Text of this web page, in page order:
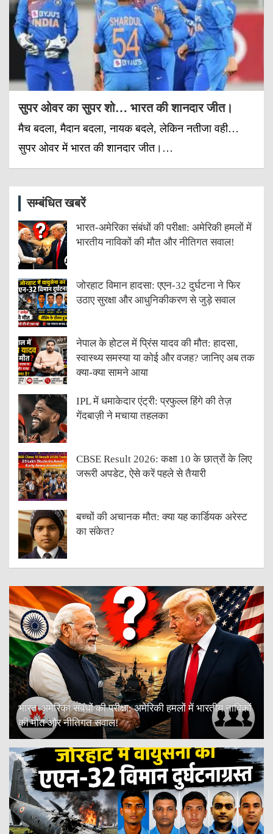
सुपर ओवर का सुपर शो… भारत की शानदार जीत।
मैच बदला, मैदान बदला, नायक बदले, लेकिन नतीजा वही…
सुपर ओवर में भारत की शानदार जीत।…
सम्बंधित खबरें
भारत-अमेरिका संबंधों की परीक्षा: अमेरिकी हमलों में
भारतीय नाविकों की मौत और नीतिगत सवाल!
जोरहाट विमान हादसा: एएन-32 दुर्घटना ने फिर
उठाए सुरक्षा और आधुनिकीकरण से जुड़े सवाल
नेपाल के होटल में प्रिंस यादव की मौत: हादसा,
स्वास्थ्य समस्या या कोई और वजह? जानिए अब तक
क्या-क्या सामने आया
IPL में धमाकेदार एंट्री: प्रफुल्ल हिंगे की तेज़
गेंदबाज़ी ने मचाया तहलका
CBSE Result 2026: कक्षा 10 के छात्रों के लिए
जरूरी अपडेट, ऐसे करें पहले से तैयारी
बच्चों की अचानक मौत: क्या यह कार्डियक अरेस्ट
का संकेत?
भारत-अमेरिका संबंधों की परीक्षा: अमेरिकी हमलों में भारतीय नाविकों
की मौत और नीतिगत सवाल!